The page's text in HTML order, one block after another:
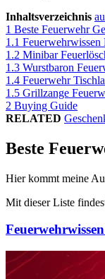
Inhaltsverzeichnis
1 Beste Feuerwehr
1.1 Feuerwehrwissen
1.2 Minibar
1.3 Wurstbaron
1.4 Feuerwehr
1.5 Grillzange
2 Buying Guide
RELATED
Beste
Hier kommt meine
Mit dieser Liste